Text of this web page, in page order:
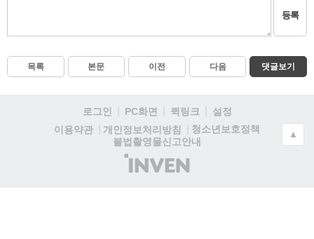
등록
목록 본문 이전 다음 댓글보기
로그인 PC화면 퀵링크
설정
이용약관
개인정보처리방침
청소년보호정책
불법촬영물신고안내
(주)
인
▲